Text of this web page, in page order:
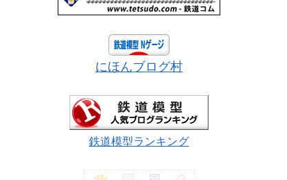
にほんブログ村
鉄道模型ランキング